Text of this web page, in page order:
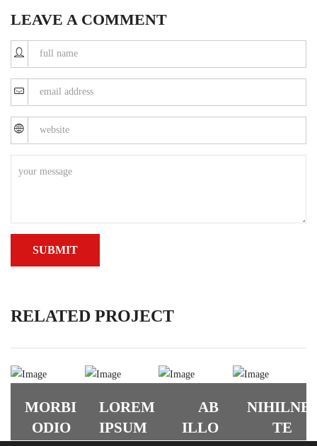
LEAVE A COMMENT
RELATED PROJECT
MORBI
ODIO
LOREM
IPSUM
AB
ILLO
NIHILNE
TE